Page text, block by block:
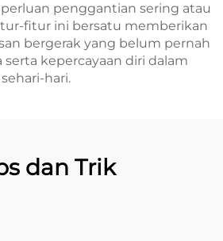
penggantian sering atau
fitur ini bersatu memberikan
bergerak yang belum pernah
kepercayaan diri dalam
hari.
dan Trik